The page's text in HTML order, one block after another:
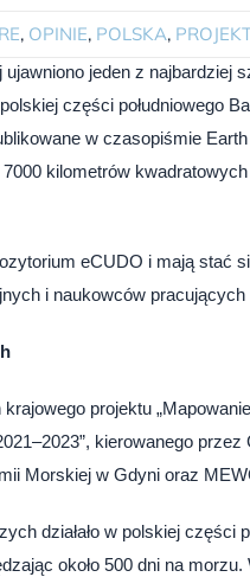
, OPINIE, POLSKA,
jeden z najbardziej
części południowego
w czasopiśmie
kilometrów
eCUDO i mają stać
i naukowców
projektu
kierowanego
Morskiej w Gdyni oraz
działało w polskiej części
około 500 dni na